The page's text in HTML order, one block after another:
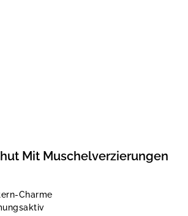
Mit Muschelverzierungen
Charme